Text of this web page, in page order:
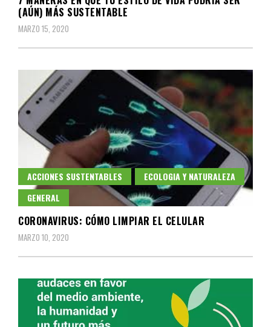
(AÚN) MÁS SUSTENTABLE
MARZO 15, 2020
ACCIONES SUSTENTABLES
ECOLOGIA Y NATURALEZA
GENERAL
CORONAVIRUS: CÓMO LIMPIAR EL CELULAR
MARZO 10, 2020